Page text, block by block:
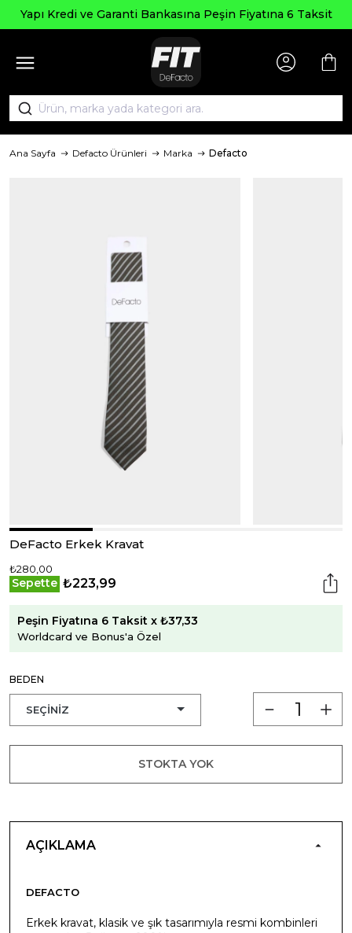
Yapı Kredi ve Garanti Bankasına Peşin Fiyatına 6 Taksit
Ana Sayfa Defacto Ürünleri Marka Defacto
DeFacto Erkek Kravat
₺280,00
Sepette ₺223,99
Peşin Fiyatına 6 Taksit x ₺37,33
Worldcard ve Bonus'a Özel
BEDEN
STOKTA YOK
AÇIKLAMA
DEFACTO
Erkek kravat, klasik ve şık tasarımıyla resmi kombinleri